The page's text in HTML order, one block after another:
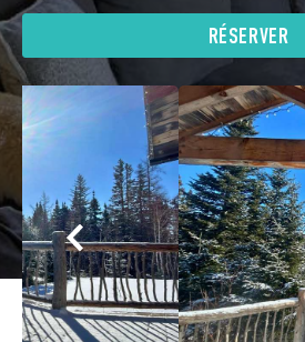
RÉSERVER